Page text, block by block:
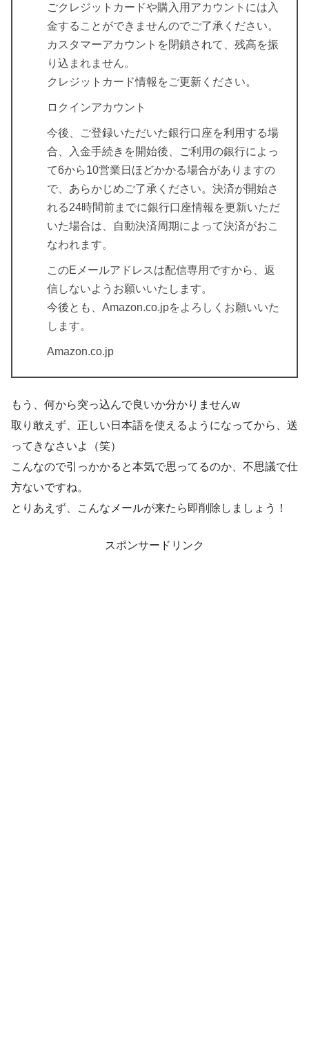
ごクレジットカードや購入用アカウントには入
金することができませんのでご了承ください。
カスタマーアカウントを閉鎖されて、残高を振
り込まれません。
クレジットカード情報をご更新ください。
ロクインアカウント
今後、ご登録いただいた銀行口座を利用する場
合、入金手続きを開始後、ご利用の銀行によっ
て6から10営業日ほどかかる場合がありますの
で、あらかじめご了承ください。決済が開始さ
れる24時間前までに銀行口座情報を更新いただ
いた場合は、自動決済周期によって決済がおこ
なわれます。
このEメールアドレスは配信専用ですから、返
信しないようお願いいたします。
今後とも、Amazon.co.jpをよろしくお願いいた
します。
Amazon.co.jp
もう、何から突っ込んで良いか分かりませんw
取り敢えず、正しい日本語を使えるようになってから、送
ってきなさいよ（笑）
こんなので引っかかると本気で思ってるのか、不思議で仕
方ないですね。
とりあえず、こんなメールが来たら即削除しましょう！
スポンサードリンク